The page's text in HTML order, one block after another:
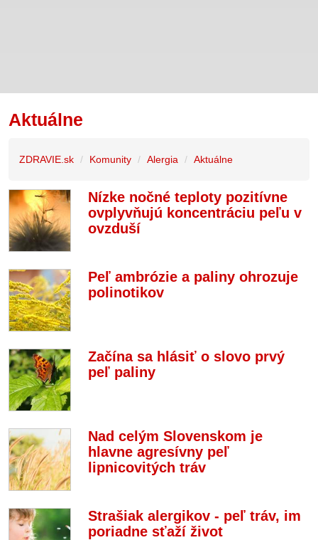
Aktuálne
ZDRAVIE.sk Komunity Alergia Aktuálne
Nízke nočné teploty pozitívne
ovplyvňujú koncentráciu peľu v
ovzduší
Peľ ambrózie a paliny ohrozuje
polinotikov
Začína sa hlásiť o slovo prvý
peľ paliny
Nad celým Slovenskom je
hlavne agresívny peľ
lipnicovitých tráv
Strašiak alergikov - peľ tráv, im
poriadne sťaží život